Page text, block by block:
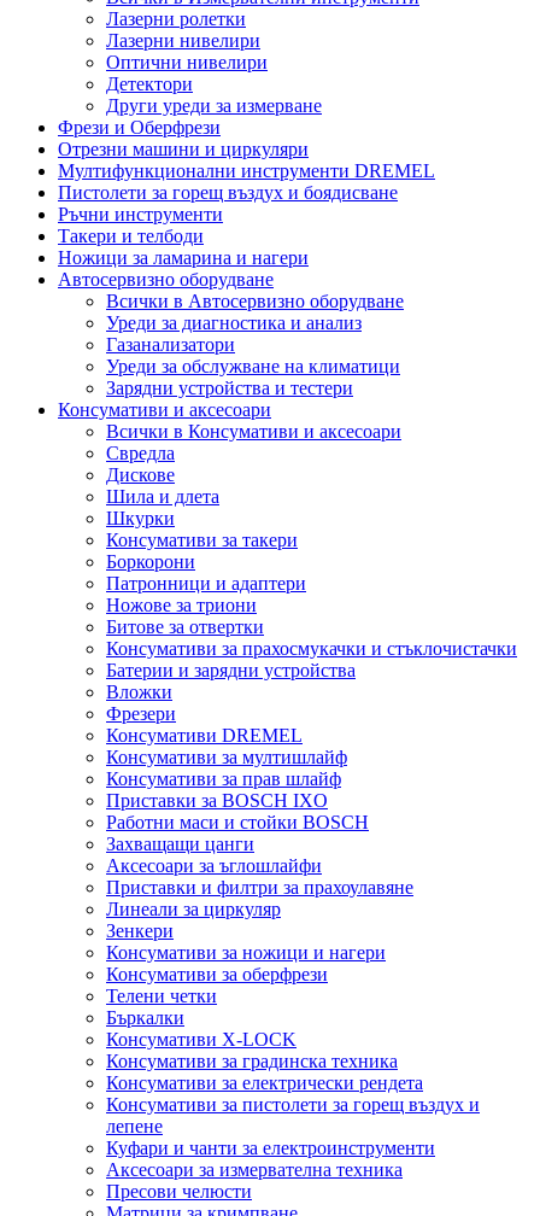
Лазерни ролетки
Лазерни нивелири
Оптични нивелири
Детектори
Други уреди за измерване
Фрези и Оберфрези
Отрезни машини и циркуляри
Мултифункционални инструменти DREMEL
Пистолети за горещ въздух и боядисване
Ръчни инструменти
Такери и телбоди
Ножици за ламарина и нагери
Автосервизно оборудване
Всички в Автосервизно оборудване
Уреди за диагностика и анализ
Газанализатори
Уреди за обслужване на климатици
Зарядни устройства и тестери
Консумативи и аксесоари
Всички в Консумативи и аксесоари
Свредла
Дискове
Шила и длета
Шкурки
Консумативи за такери
Боркорони
Патронници и адаптери
Ножове за триони
Битове за отвертки
Консумативи за прахосмукачки и стъклочистачки
Батерии и зарядни устройства
Вложки
Фрезери
Консумативи DREMEL
Консумативи за мултишлайф
Консумативи за прав шлайф
Приставки за BOSCH IXO
Работни маси и стойки BOSCH
Захващащи цанги
Аксесоари за ъглошлайфи
Приставки и филтри за прахоулавяне
Линеали за циркуляр
Зенкери
Консумативи за ножици и нагери
Консумативи за оберфрези
Телени четки
Бъркалки
Консумативи X-LOCK
Консумативи за градинска техника
Консумативи за електрически рендета
Консумативи за пистолети за горещ въздух и
лепене
Куфари и чанти за електроинструменти
Аксесоари за измервателна техника
Пресови челюсти